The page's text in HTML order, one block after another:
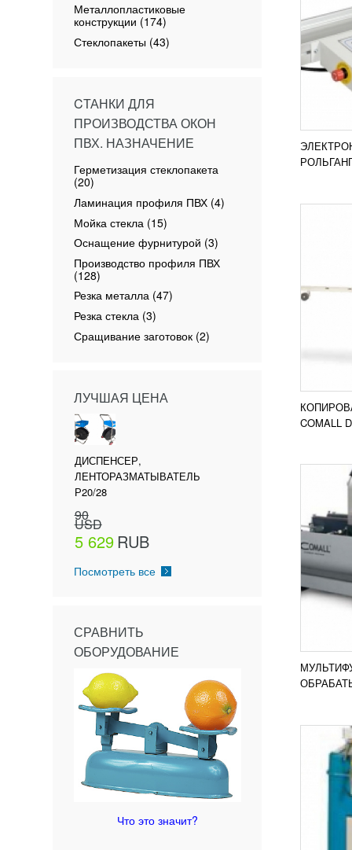
РОЛЬГАНГ
под
COMALL
162
Металлопластиковые
конструкции (174)
Стеклопакеты (43)
CТАНКИ ДЛЯ
ПРОИЗВОДСТВА ОКОН
ПВХ. НАЗНАЧЕНИЕ
Герметизация стеклопакета
(20)
Ламинация профиля ПВХ (4)
Мойка стекла (15)
Оснащение фурнитурой (3)
Производство профиля ПВХ
(128)
Резка металла (47)
Резка стекла (3)
Сращивание заготовок (2)
ЛУЧШАЯ ЦЕНА
ДИСПЕНСЕР,
ЛЕНТОРАЗМАТЫВАТЕЛЬ
Р20/28
90
USD
5 629RUB
Посмотреть все
СРАВНИТЬ
ОБОРУДОВАНИЕ
Что это значит?